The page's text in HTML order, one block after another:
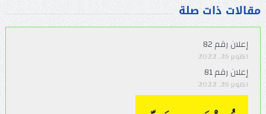
مقالات ذات صلة
إعلان رقم 82
أكتوبر 26, 2022
إعلان رقم 81
أكتوبر 26, 2022